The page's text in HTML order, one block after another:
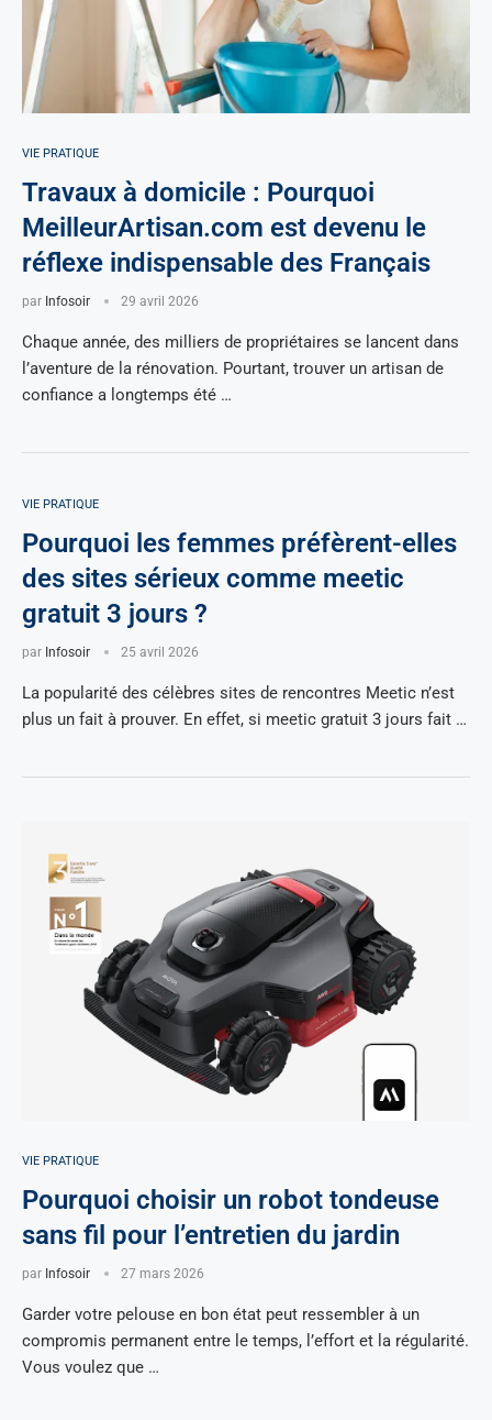
VIE PRATIQUE
Travaux à domicile : Pourquoi
MeilleurArtisan.com est devenu le
réflexe indispensable des Français
par Infosoir 29 avril 2026
Chaque année, des milliers de propriétaires se lancent dans
l’aventure de la rénovation. Pourtant, trouver un artisan de
confiance a longtemps été …
VIE PRATIQUE
Pourquoi les femmes préfèrent-elles
des sites sérieux comme meetic
gratuit 3 jours ?
par Infosoir 25 avril 2026
La popularité des célèbres sites de rencontres Meetic n’est
plus un fait à prouver. En effet, si meetic gratuit 3 jours fait …
VIE PRATIQUE
Pourquoi choisir un robot tondeuse
sans fil pour l’entretien du jardin
par Infosoir 27 mars 2026
Garder votre pelouse en bon état peut ressembler à un
compromis permanent entre le temps, l’effort et la régularité.
Vous voulez que …